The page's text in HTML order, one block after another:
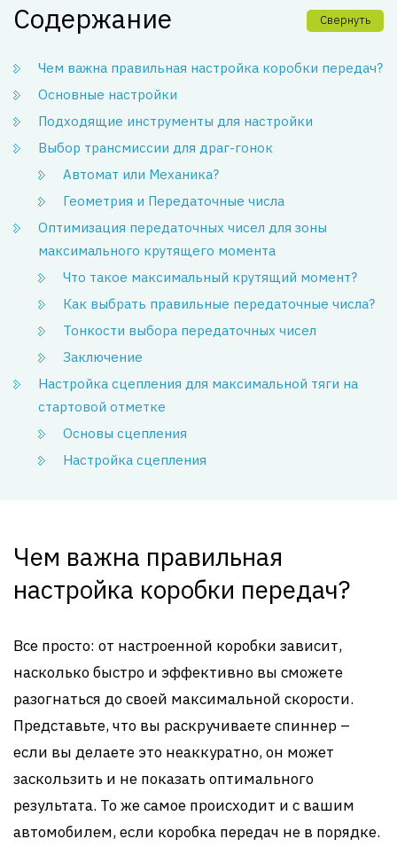
Содержание Свернуть
Чем важна правильная настройка коробки передач?
Основные настройки
Подходящие инструменты для настройки
Выбор трансмиссии для драг-гонок
Автомат или Механика?
Геометрия и Передаточные числа
Оптимизация передаточных чисел для зоны
максимального крутящего момента
Что такое максимальный крутящий момент?
Как выбрать правильные передаточные числа?
Тонкости выбора передаточных чисел
Заключение
Настройка сцепления для максимальной тяги на
стартовой отметке
Основы сцепления
Настройка сцепления
Чем важна правильная
настройка коробки передач?
Все просто: от настроенной коробки зависит,
насколько быстро и эффективно вы сможете
разогнаться до своей максимальной скорости.
Представьте, что вы раскручиваете спиннер –
если вы делаете это неаккуратно, он может
заскользить и не показать оптимального
результата. То же самое происходит и с вашим
автомобилем, если коробка передач не в порядке.